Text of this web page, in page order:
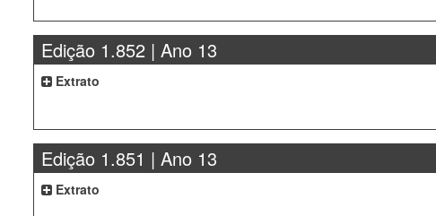
Edição 1.852 | Ano 13
Extrato
Edição 1.851 | Ano 13
Extrato